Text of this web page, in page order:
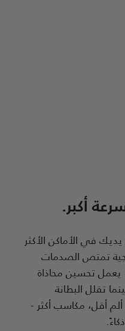
أكبر.
في الأماكن الأكثر
تمتص الصدمات
يعمل تحسين محاذاة
تقلل البطانة
ألم أقل، مكاسب أكثر -